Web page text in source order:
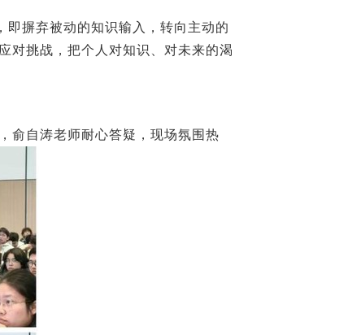
摒弃被动的知识输入，转向主动的
对挑战，把个人对知识、对未来的渴
俞自涛老师耐心答疑，现场氛围热